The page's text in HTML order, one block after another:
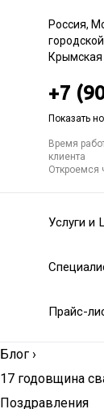
Россия,
Крымская
+7
Показать
Время
клиента
Откроемся
Услуги и
Прайс-
Блог ›
17 годовщина
Поздравления